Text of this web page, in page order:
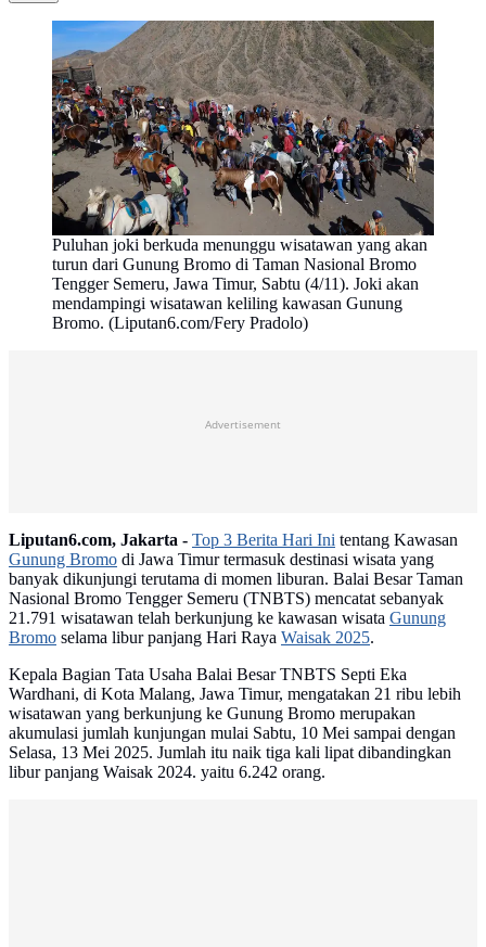
Puluhan joki berkuda menunggu wisatawan yang akan
turun dari Gunung Bromo di Taman Nasional Bromo
Tengger Semeru, Jawa Timur, Sabtu (4/11). Joki akan
mendampingi wisatawan keliling kawasan Gunung
Bromo. (Liputan6.com/Fery Pradolo)
Advertisement
Liputan6.com, Jakarta - Top 3 Berita Hari Ini tentang Kawasan
Gunung Bromo di Jawa Timur termasuk destinasi wisata yang
banyak dikunjungi terutama di momen liburan. Balai Besar Taman
Nasional Bromo Tengger Semeru (TNBTS) mencatat sebanyak
21.791 wisatawan telah berkunjung ke kawasan wisata Gunung
Bromo selama libur panjang Hari Raya Waisak 2025.
Kepala Bagian Tata Usaha Balai Besar TNBTS Septi Eka
Wardhani, di Kota Malang, Jawa Timur, mengatakan 21 ribu lebih
wisatawan yang berkunjung ke Gunung Bromo merupakan
akumulasi jumlah kunjungan mulai Sabtu, 10 Mei sampai dengan
Selasa, 13 Mei 2025. Jumlah itu naik tiga kali lipat dibandingkan
libur panjang Waisak 2024. yaitu 6.242 orang.